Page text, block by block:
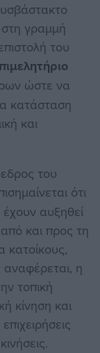
γραμμή
του
ώστε να
κατάσταση
και
του
ότι
έχουν αυξηθεί
και προς τη
κατοίκους,
αναφέρεται, η
τοπική
κίνηση και